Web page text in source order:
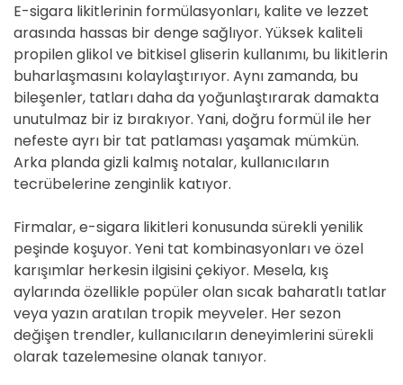
E-sigara likitlerinin formülasyonları, kalite ve lezzet
arasında hassas bir denge sağlıyor. Yüksek kaliteli
propilen glikol ve bitkisel gliserin kullanımı, bu likitlerin
buharlaşmasını kolaylaştırıyor. Aynı zamanda, bu
bileşenler, tatları daha da yoğunlaştırarak damakta
unutulmaz bir iz bırakıyor. Yani, doğru formül ile her
nefeste ayrı bir tat patlaması yaşamak mümkün.
Arka planda gizli kalmış notalar, kullanıcıların
tecrübelerine zenginlik katıyor.
Firmalar, e-sigara likitleri konusunda sürekli yenilik
peşinde koşuyor. Yeni tat kombinasyonları ve özel
karışımlar herkesin ilgisini çekiyor. Mesela, kış
aylarında özellikle popüler olan sıcak baharatlı tatlar
veya yazın aratılan tropik meyveler. Her sezon
değişen trendler, kullanıcıların deneyimlerini sürekli
olarak tazelemesine olanak tanıyor.